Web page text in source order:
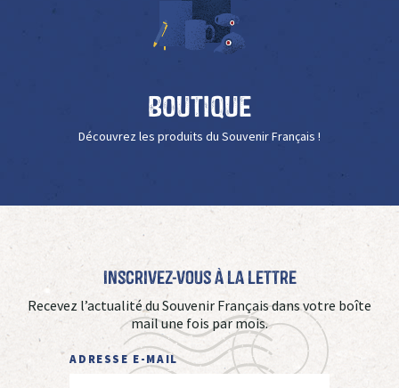
Boutique
Découvrez les produits du Souvenir Français !
Inscrivez-vous à La Lettre
Recevez l’actualité du Souvenir Français dans votre boîte
mail une fois par mois.
ADRESSE E-MAIL